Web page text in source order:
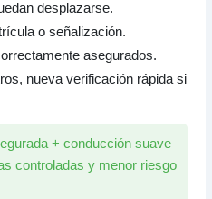
desplazarse.
o señalización.
asegurados.
nueva verificación rápida si
+ conducción suave
controladas y menor riesgo